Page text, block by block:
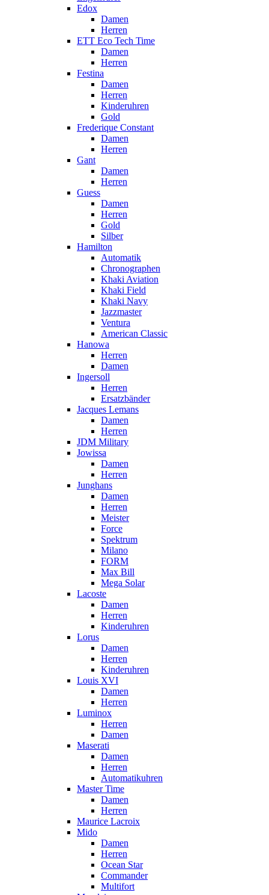
Edox
Damen
Herren
ETT Eco Tech Time
Damen
Herren
Festina
Damen
Herren
Kinderuhren
Gold
Frederique Constant
Damen
Herren
Gant
Damen
Herren
Guess
Damen
Herren
Gold
Silber
Hamilton
Automatik
Chronographen
Khaki Aviation
Khaki Field
Khaki Navy
Jazzmaster
Ventura
American Classic
Hanowa
Herren
Damen
Ingersoll
Herren
Ersatzbänder
Jacques Lemans
Damen
Herren
JDM Military
Jowissa
Damen
Herren
Junghans
Damen
Herren
Meister
Force
Spektrum
Milano
FORM
Max Bill
Mega Solar
Lacoste
Damen
Herren
Kinderuhren
Lorus
Damen
Herren
Kinderuhren
Louis XVI
Damen
Herren
Luminox
Herren
Damen
Maserati
Damen
Herren
Automatikuhren
Master Time
Damen
Herren
Maurice Lacroix
Mido
Damen
Herren
Ocean Star
Commander
Multifort